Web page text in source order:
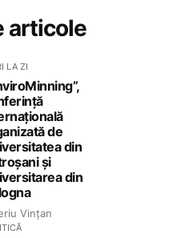
articole
LA ZI
de
din
și
din
Vințan